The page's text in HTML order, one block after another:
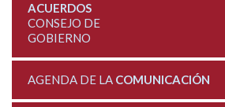
ACUERDOS
CONSEJO DE
GOBIERNO
AGENDA DE LA COMUNICACIÓN